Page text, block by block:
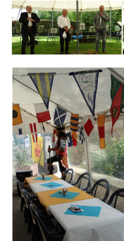
Branding
ARMCHAIR